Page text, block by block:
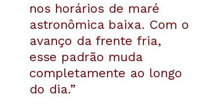
nos horários de maré
astronômica baixa. Com o
avanço da frente fria,
esse padrão muda
completamente ao longo
do dia.”